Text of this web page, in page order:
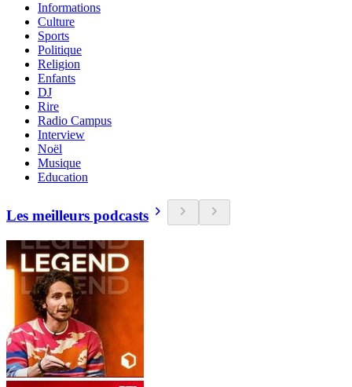
Informations
Culture
Sports
Politique
Religion
Enfants
DJ
Rire
Radio Campus
Interview
Noël
Musique
Education
Les meilleurs podcasts